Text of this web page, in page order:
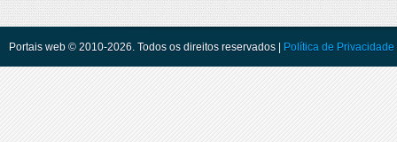
Portais web © 2010-2026. Todos os direitos reservados | Política de Privacidade